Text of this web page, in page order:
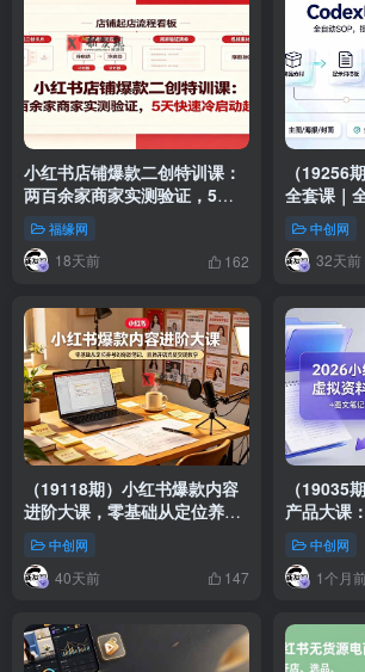
小红书店铺爆款二创特训课：
两百余家商家实测验证，5天
福缘网
18天前 162
（19256
全套课｜
出主图/
中创网
32天前
（19118期）小红书爆款内容
进阶大课，零基础从定位养号
到爆款笔记，直播开店完整变
现教学
中创网
40天前 147
（19035
产品大课
同行方法
流全攻略
中创网
1个月